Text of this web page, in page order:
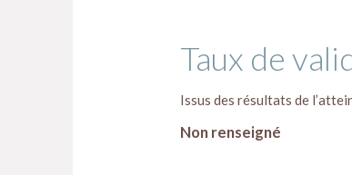
Taux de
Issus des résultats de
Non renseigné